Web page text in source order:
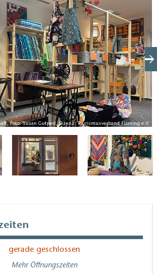
ausprobieren oder das
mitbringen und mit den zwei
Und wer schon immer mal mit
nähen wollte, der kann auch
buchen.
Foto: Susan Gutperl, Lizenz: Tourismusverband Fläming e.V.
gerade geschlossen
Mehr Öffnungszeiten